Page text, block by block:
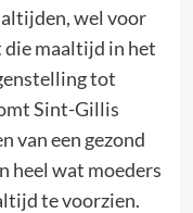
wel voor
die maaltijd in het
tot
Sint-Gillis
van een gezond
heel wat moeders
te voorzien.